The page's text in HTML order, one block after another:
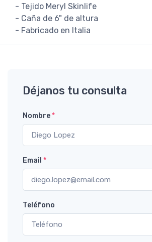
- Tejido Meryl Skinlife
- Caña de 6" de altura
- Fabricado en Italia
Déjanos tu consulta
Nombre*
Email *
Teléfono